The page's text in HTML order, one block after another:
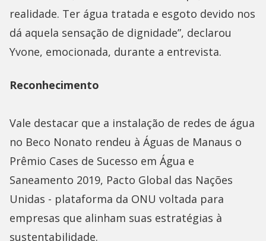
realidade. Ter água tratada e esgoto devido nos
dá aquela sensação de dignidade”, declarou
Yvone, emocionada, durante a entrevista.
Reconhecimento
Vale destacar que a instalação de redes de água
no Beco Nonato rendeu à Águas de Manaus o
Prêmio Cases de Sucesso em Água e
Saneamento 2019, Pacto Global das Nações
Unidas - plataforma da ONU voltada para
empresas que alinham suas estratégias à
sustentabilidade.